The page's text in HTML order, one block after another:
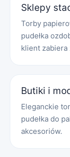
Sklepy
Torby
pudełka
klient zabiera
Butiki i
Eleganckie
pudełka do
akcesoriów.